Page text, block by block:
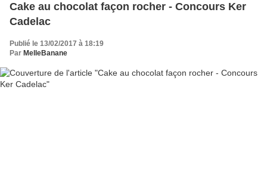
Cake au chocolat façon rocher - Concours Ker
Cadelac
Publié le 13/02/2017 à 18:19
Par MelleBanane